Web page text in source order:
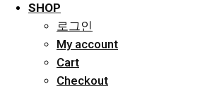
SHOP
로그인
My account
Cart
Checkout